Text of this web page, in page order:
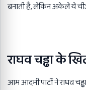
बनाती हैं, लेकिन अकेले ये
राघव चड्ढा के
आम आदमी पार्टी ने राघव